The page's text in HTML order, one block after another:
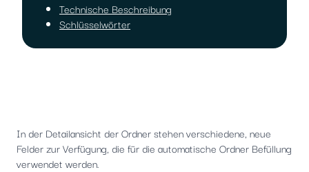
Technische Beschreibung
Schlüsselwörter
In der Detailansicht der Ordner stehen verschiedene, neue
Felder zur Verfügung, die für die automatische Ordner Befüllung
verwendet werden.